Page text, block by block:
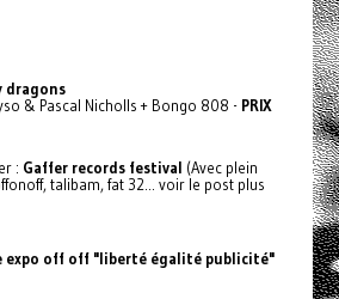
dragons
& Pascal Nicholls + Bongo 808 - PRIX
: Gaffer records festival (Avec plein
talibam, fat 32... voir le post plus
expo off off "liberté égalité publicité"